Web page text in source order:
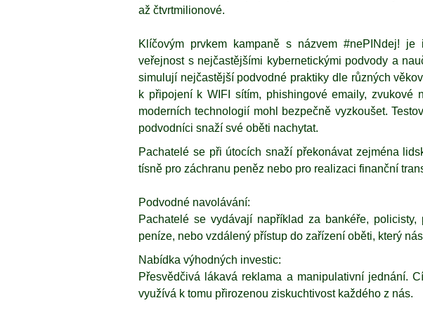
až čtvrtmilionové.
Klíčovým prvkem kampaně s názvem #nePINdej! je
veřejnost s nejčastějšími kybernetickými podvody a
simulují nejčastější podvodné praktiky dle různých
k připojení k WIFI sítím, phishingové emaily,
moderních technologií mohl bezpečně vyzkoušet.
podvodníci snaží své oběti nachytat.
Pachatelé se při útocích snaží překonávat zejména
tísně pro záchranu peněz nebo pro realizaci finanční
Podvodné navolávání:
Pachatelé se vydávají například za bankéře,
peníze, nebo vzdálený přístup do zařízení oběti, který
Nabídka výhodných investic:
Přesvědčivá lákavá reklama a manipulativní jednání.
využívá k tomu přirozenou ziskuchtivost každého z nás.